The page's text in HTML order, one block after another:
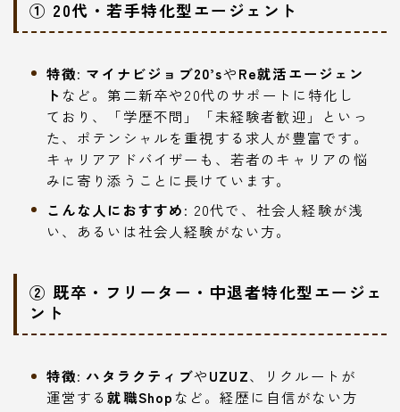
① 20代・若手特化型エージェント
特徴: マイナビジョブ20’sやRe就活エージェン
ト など。第二新卒や20代のサポートに特化し
ており、「学歴不問」「未経験者歓迎」といっ
た、ポテンシャルを重視する求人が豊富です。
キャリアアドバイザーも、若者のキャリアの悩
みに寄り添うことに長けています。
こんな人におすすめ: 20代で、社会人経験が浅
い、あるいは社会人経験がない方。
② 既卒・フリーター・中退者特化型エージェ
ント
特徴: ハタラクティブやUZUZ、リクルートが
運営する就職Shop など。経歴に自信がない方